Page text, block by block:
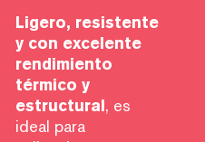
Ligero, resistente
y con excelente
rendimiento
térmico y
estructural, es
ideal para